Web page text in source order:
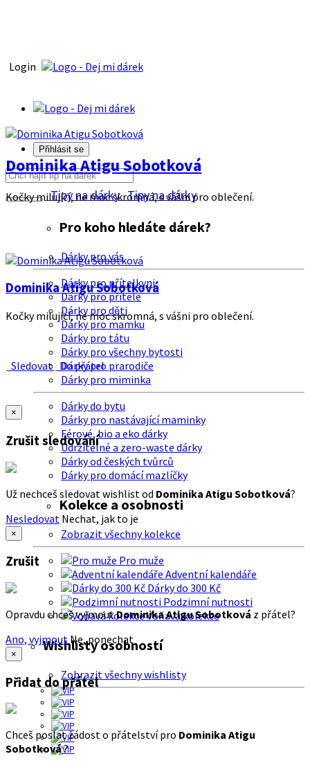
Login
Přihlásit se
Tipy na dárkyTipy na dárky
Pro koho hledáte dárek?
Dárky pro vás
Dárky pro přítelkyni
Dárky pro přítele
Dárky pro děti
Dárky pro mamku
Dárky pro tátu
Dárky pro všechny bytosti
Dárky pro prarodiče
Dárky pro miminka
Dárky do bytu
Dárky pro nastávající maminky
Férové, bio a eko dárky
Udržitelné a zero-waste dárky
Dárky od českých tvůrců
Dárky pro domácí mazlíčky
Kolekce a osobnosti
Zobrazit všechny kolekce
Pro muže
Adventní kalendáře
Dárky do 300 Kč
Podzimní nutnosti
Voňavá kolekce
Wishlisty osobností
Zobrazit všechny wishlisty
Dominika Atigu Sobotková
Kočky milující, ne moc skromná, s vášni pro oblečení.
Dominika Atigu Sobotková
Kočky milující, ne moc skromná, s vášni pro oblečení.
Sledovat Do přátel
×
Zrušit sledování
Už nechceš sledovat wishlist od Dominika Atigu Sobotková?
Nesledovat Nechat, jak to je
×
Zrušit
Opravdu chceš vyjmoutDominika Atigu Sobotková z přátel?
Ano, vyjmout Ne, ponechat
×
Přidat do přátel
Chceš poslat žádost o přátelství pro Dominika Atigu
Sobotková?